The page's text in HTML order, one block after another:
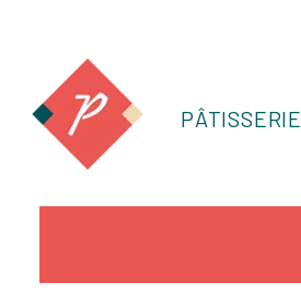
PÂTISSERIE